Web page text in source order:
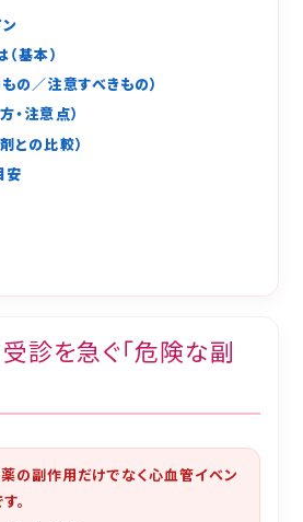
基本）
の／注意すべきもの）
・注意点）
との比較）
安
診を急ぐ「危険な副
の副作用だけでなく心血管イベン
。